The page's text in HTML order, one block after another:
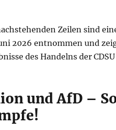
Zeilen sind
2026 entnommen und
des Handelns der
und AfD –